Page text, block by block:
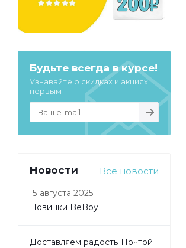
Будьте всегда в курсе!
Узнавайте о скидках и акциях
первым
Новости Все новости
15 августа 2025
Новинки BeBoy
Доставляем радость Почтой